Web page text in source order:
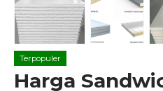
Terpopuler
Harga